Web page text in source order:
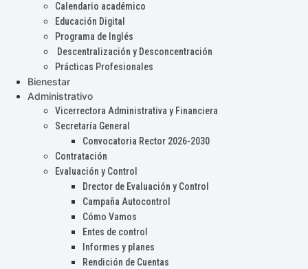
Calendario académico
Educación Digital
Programa de Inglés
Descentralización y Desconcentración
Prácticas Profesionales
Bienestar
Administrativo
Vicerrectora Administrativa y Financiera
Secretaría General
Convocatoria Rector 2026-2030
Contratación
Evaluación y Control
Drector de Evaluación y Control
Campaña Autocontrol
Cómo Vamos
Entes de control
Informes y planes
Rendición de Cuentas